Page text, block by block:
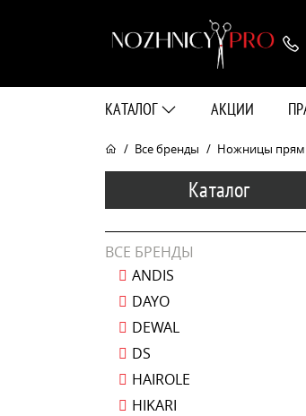
КАТАЛОГ АКЦИИ
Все бренды Ножницы
Каталог
ВСЕ БРЕНДЫ
ANDIS
DAYO
DEWAL
DS
HAIROLE
HIKARI